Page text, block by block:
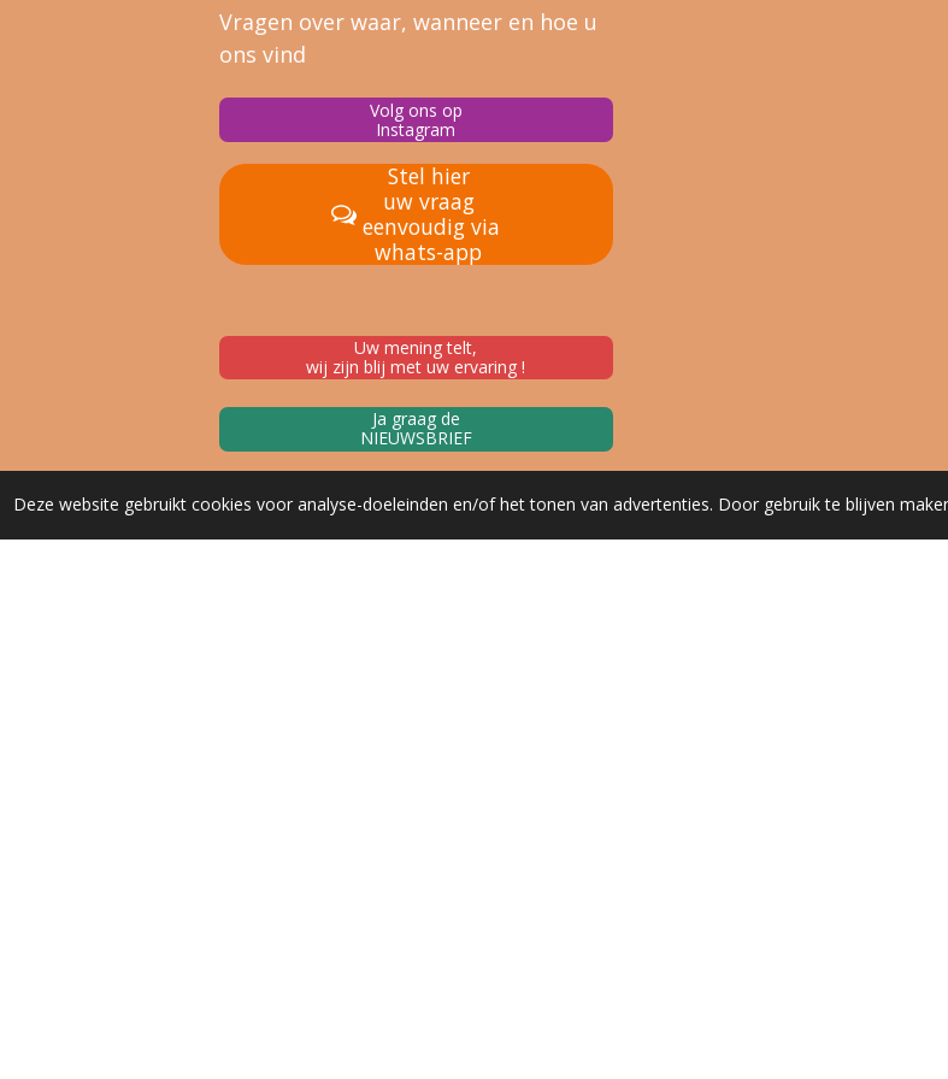
Deze website gebruikt cookies voor analyse-doeleinden en/of het tonen van advertenties. Door gebruik te blijven
Vragen over waar, wanneer en hoe u
ons vind
Volg ons op
Instagram
Stel hier
uw vraag
eenvoudig via
whats-app
Uw mening telt,
wij zijn blij met uw ervaring !
Ja graag de
NIEUWSBRIEF